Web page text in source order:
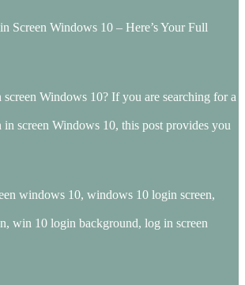
Screen Windows 10 – Here’s Your Full
Windows 10? If you are searching for a
in screen Windows 10, this post provides you
windows 10, windows 10 login screen,
win 10 login background, log in screen